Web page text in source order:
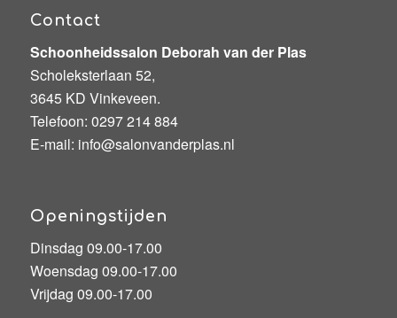
Contact
Schoonheidssalon Deborah van der Plas
Scholeksterlaan 52,
3645 KD Vinkeveen.
Telefoon: 0297 214 884
E-mail: info@salonvanderplas.nl
Openingstijden
Dinsdag 09.00-17.00
Woensdag 09.00-17.00
Vrijdag 09.00-17.00